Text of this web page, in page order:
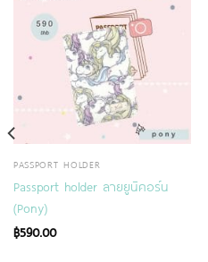
PASSPORT HOLDER
Passport holder ลายยูนิคอร์น
(Pony)
฿590.00